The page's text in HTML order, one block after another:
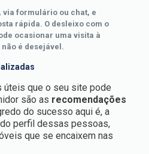
via formulário ou chat, e
rápida. O desleixo com o
ocasionar uma visita à
é desejável.
úteis que o seu site pode
são as recomendações
do sucesso aqui é, a
perfil dessas pessoas,
que se encaixem nas